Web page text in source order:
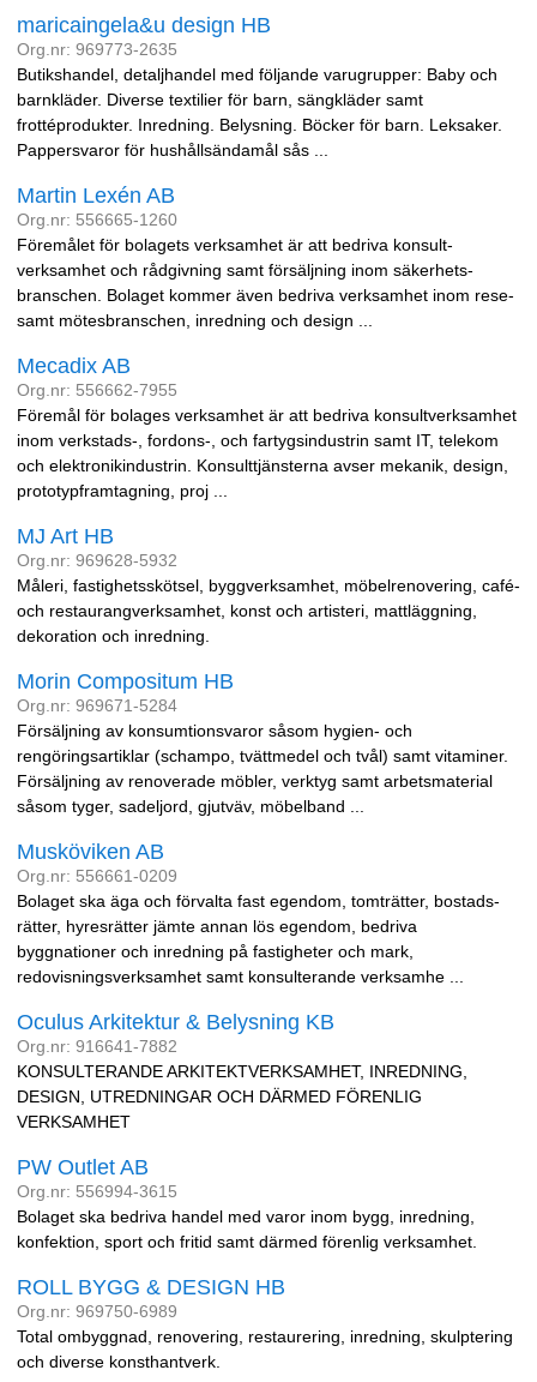
maricaingela&u design HB
Org.nr: 969773-2635
Butikshandel, detaljhandel med följande varugrupper: Baby och
barnkläder. Diverse textilier för barn, sängkläder samt
frottéprodukter. Inredning. Belysning. Böcker för barn. Leksaker.
Pappersvaror för hushållsändamål sås ...
Martin Lexén AB
Org.nr: 556665-1260
Föremålet för bolagets verksamhet är att bedriva konsult-
verksamhet och rådgivning samt försäljning inom säkerhets-
branschen. Bolaget kommer även bedriva verksamhet inom rese-
samt mötesbranschen, inredning och design ...
Mecadix AB
Org.nr: 556662-7955
Föremål för bolages verksamhet är att bedriva konsultverksamhet
inom verkstads-, fordons-, och fartygsindustrin samt IT, telekom
och elektronikindustrin. Konsulttjänsterna avser mekanik, design,
prototypframtagning, proj ...
MJ Art HB
Org.nr: 969628-5932
Måleri, fastighetsskötsel, byggverksamhet, möbelrenovering, café-
och restaurangverksamhet, konst och artisteri, mattläggning,
dekoration och inredning.
Morin Compositum HB
Org.nr: 969671-5284
Försäljning av konsumtionsvaror såsom hygien- och
rengöringsartiklar (schampo, tvättmedel och tvål) samt vitaminer.
Försäljning av renoverade möbler, verktyg samt arbetsmaterial
såsom tyger, sadeljord, gjutväv, möbelband ...
Musköviken AB
Org.nr: 556661-0209
Bolaget ska äga och förvalta fast egendom, tomträtter, bostads-
rätter, hyresrätter jämte annan lös egendom, bedriva
byggnationer och inredning på fastigheter och mark,
redovisningsverksamhet samt konsulterande verksamhe ...
Oculus Arkitektur & Belysning KB
Org.nr: 916641-7882
KONSULTERANDE ARKITEKTVERKSAMHET, INREDNING,
DESIGN, UTREDNINGAR OCH DÄRMED FÖRENLIG
VERKSAMHET
PW Outlet AB
Org.nr: 556994-3615
Bolaget ska bedriva handel med varor inom bygg, inredning,
konfektion, sport och fritid samt därmed förenlig verksamhet.
ROLL BYGG & DESIGN HB
Org.nr: 969750-6989
Total ombyggnad, renovering, restaurering, inredning, skulptering
och diverse konsthantverk.